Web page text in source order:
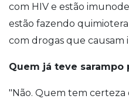
com HIV e estão
estão fazendo
com drogas que causam
Quem já teve sarampo
"Não. Quem tem